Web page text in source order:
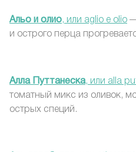
Альо и олио, или aglio e olio —
и острого перца
Алла Путтанеска, или alla
томатный микс из оливок,
острых специй.